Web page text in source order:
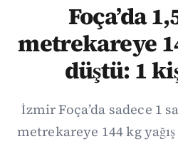
Foça’da
metrekareye
düştü: 1
İzmir Foça’da sadece 1
metrekareye 144 kg